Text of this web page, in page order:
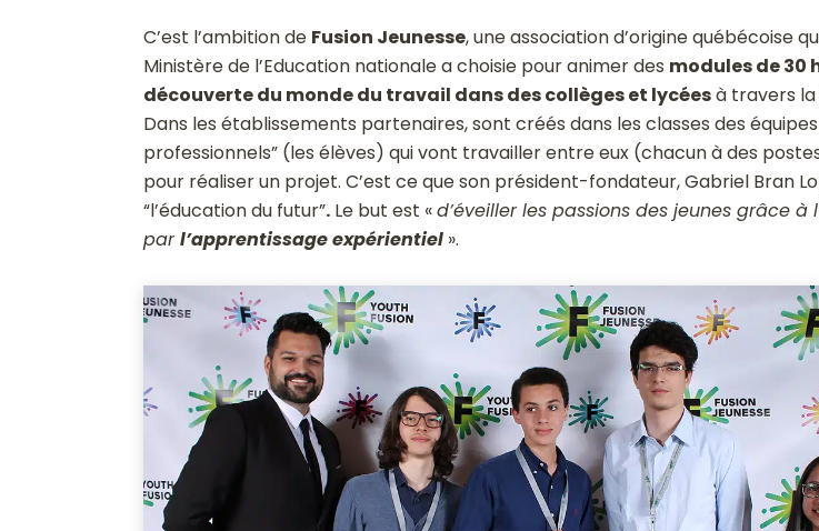
C’est l’ambition de Fusion Jeunesse, une association d’origine québécoise
Ministère de l’Education nationale a choisie pour animer des modules de 30
découverte du monde du travail dans des collèges et lycéesà travers la
Dans les établissements partenaires, sont créés dans les classes des
professionnels” (les élèves) qui vont travailler entre eux (chacun à des
pour réaliser un projet. C’est ce que son président-fondateur,Gabriel Bran
“l’éducation du futur”.Le but est «d’éveiller les passions des jeunes grâce à
parl’apprentissage expérientiel».